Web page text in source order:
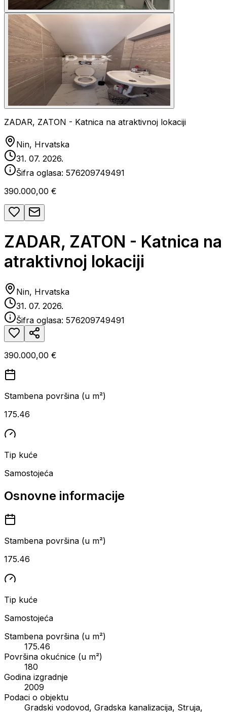
ZADAR, ZATON - Katnica na atraktivnoj lokaciji
Nin, Hrvatska
31. 07. 2026.
Šifra oglasa: 576209749491
390.000,00 €
ZADAR, ZATON - Katnica na
atraktivnoj lokaciji
Nin, Hrvatska
31. 07. 2026.
Šifra oglasa: 576209749491
390.000,00 €
Stambena površina (u m²)
175.46
Tip kuće
Samostojeća
Osnovne informacije
Stambena površina (u m²)
175.46
Tip kuće
Samostojeća
Stambena površina (u m²)
175.46
Površina okućnice (u m²)
180
Godina izgradnje
2009
Podaci o objektu
Gradski vodovod, Gradska kanalizacija, Struja,